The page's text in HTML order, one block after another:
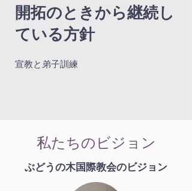
開拓のときから継続し
ている方針
宣教と弟子訓練
私たちのビジョン
ぶどうの木国際教会のビジョン